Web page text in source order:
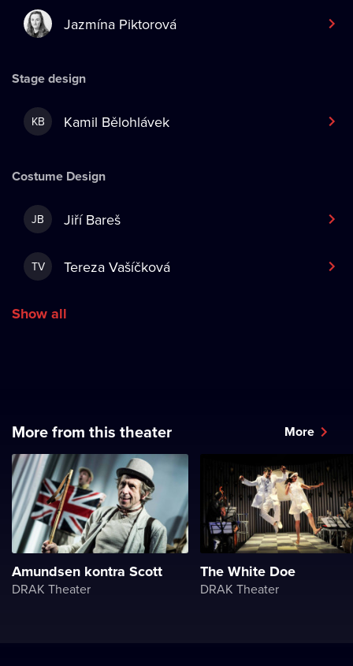
Jazmína Piktorová
Stage design
KB Kamil Bělohlávek
Costume Design
JB Jiří Bareš
TV Tereza Vašíčková
Show all
More from this theater More
Amundsen kontra Scott
DRAK Theater
The White Doe
DRAK Theater